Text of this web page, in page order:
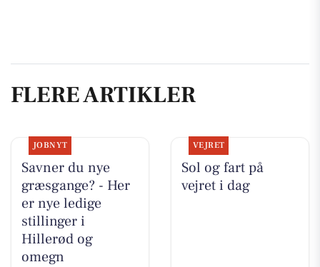
FLERE ARTIKLER
JOBNYT
Savner du nye
græsgange? - Her
er nye ledige
stillinger i
Hillerød og
omegn
VEJRET
Sol og fart på
vejret i dag